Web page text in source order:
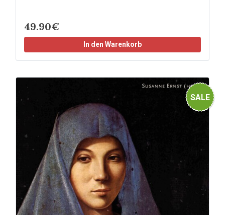
49.90€
In den Warenkorb
SALE